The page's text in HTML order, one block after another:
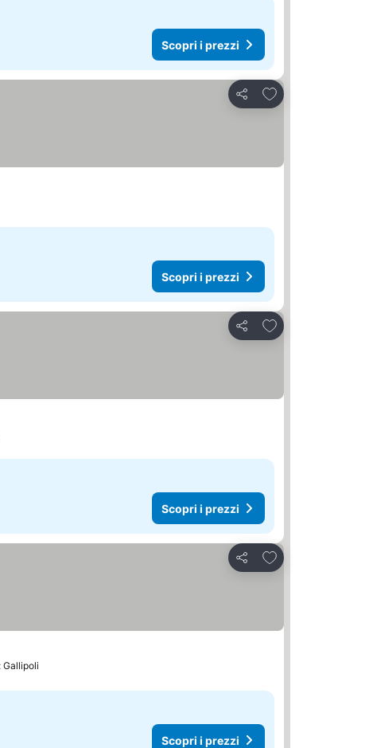
Scopri i prezzi
Condividi
Aggiungi ai preferiti
Scopri i prezzi
Condividi
Aggiungi ai preferiti
Scopri i prezzi
Condividi
Aggiungi ai preferiti
Gallipoli
Scopri i prezzi